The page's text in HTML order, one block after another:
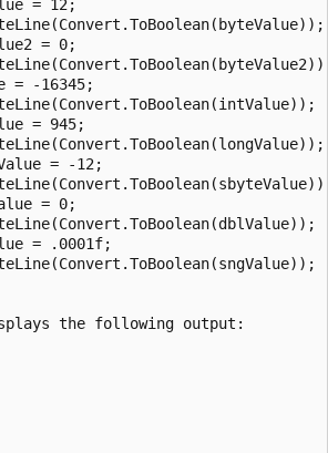
= 12;
= 0;
= -16345;
= 945;
= -12;
= 0;
= .0001f;
the following output: